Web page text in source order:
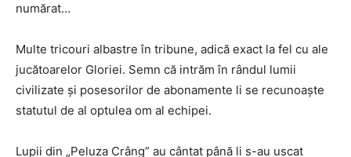
numărat…
Multe tricouri albastre în tribune, adică exact la fel cu ale
jucătoarelor Gloriei. Semn că intrăm în rândul lumii
civilizate și posesorilor de abonamente li se recunoaște
statutul de al optulea om al echipei.
Lupii din „Peluza Crâng” au cântat până li s-au uscat